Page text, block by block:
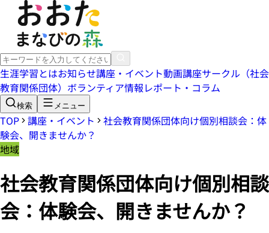
生涯学習とはお知らせ講座・イベント動画講座サークル（社会
教育関係団体） ボランティア情報レポート・コラム
検索 メニュー
TOP 講座・イベント
社会教育関係団体向け個別相談会：体
験会、開きませんか？
地域
社会教育関係団体向け個別相談
会：体験会、開きませんか？